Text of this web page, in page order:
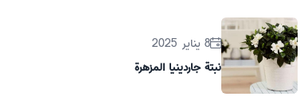
8 يناير 2025
نبتة جاردينيا المزهرة